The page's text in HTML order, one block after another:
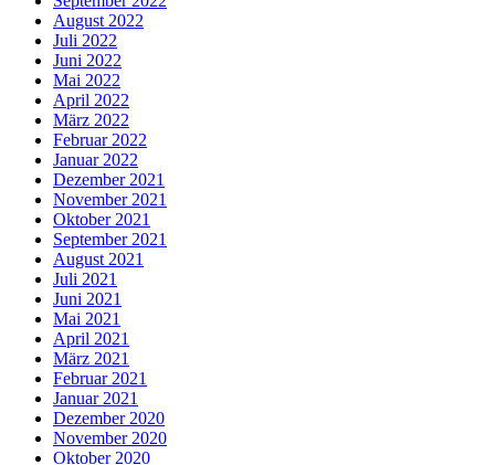
August 2022
Juli 2022
Juni 2022
Mai 2022
April 2022
März 2022
Februar 2022
Januar 2022
Dezember 2021
November 2021
Oktober 2021
September 2021
August 2021
Juli 2021
Juni 2021
Mai 2021
April 2021
März 2021
Februar 2021
Januar 2021
Dezember 2020
November 2020
Oktober 2020